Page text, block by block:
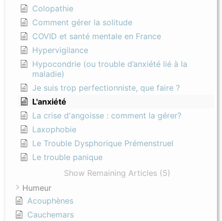
Colopathie
Comment gérer la solitude
COVID et santé mentale en France
Hypervigilance
Hypocondrie (ou trouble d’anxiété lié à la
maladie)
Je suis trop perfectionniste, que faire ?
L'anxiété
La crise d'angoisse : comment la gérer?
Laxophobie
Le Trouble Dysphorique Prémenstruel
Le trouble panique
Show Remaining Articles (5)
Humeur
Acouphènes
Cauchemars